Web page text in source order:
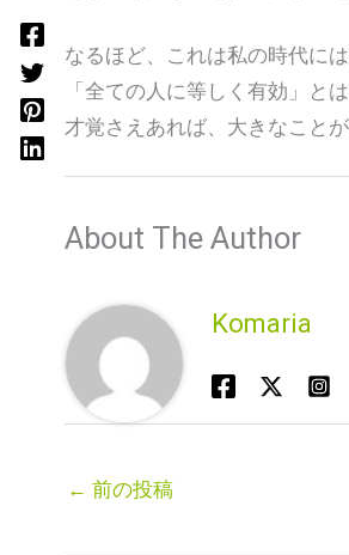
なるほど、これは私の時代に
「全ての人に等しく有効」と
才覚さえあれば、大きなこと
About The Author
Komaria
← 前の投稿